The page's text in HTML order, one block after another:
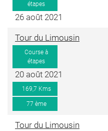
étapes
26 août 2021
Tour du Limousin
Course à
étapes
20 août 2021
169,7 Kms
77 ème
Tour du Limousin